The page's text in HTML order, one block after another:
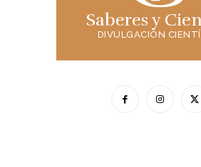
Saberes y
DIVULGACIÓN